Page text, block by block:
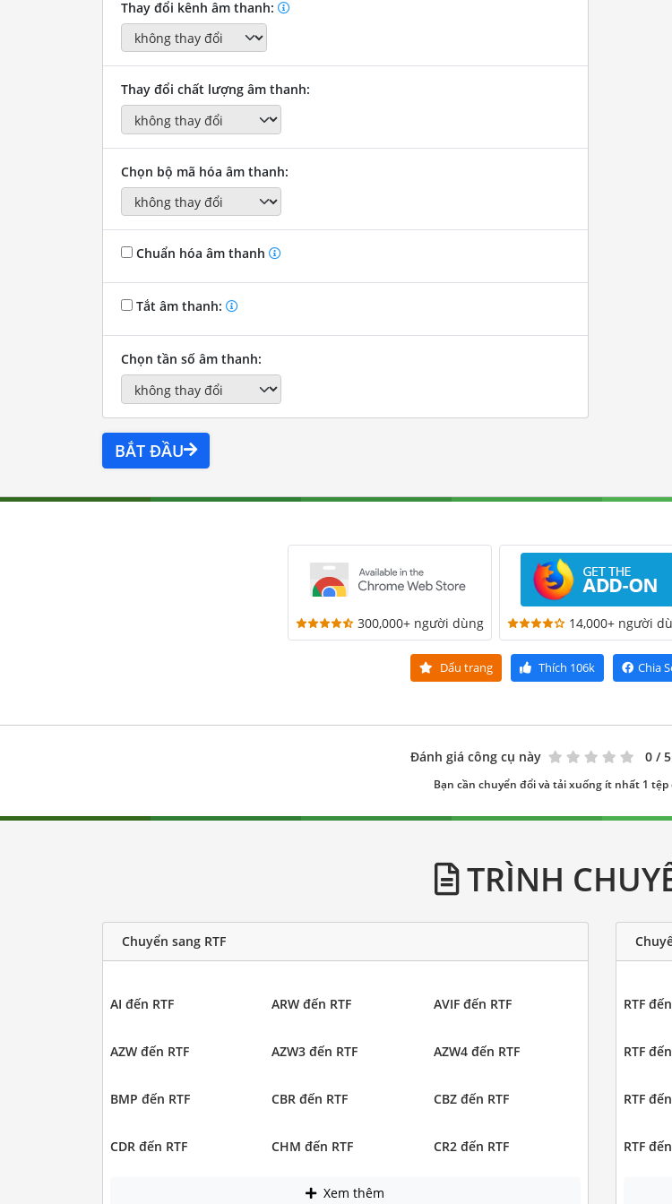
Thay đổi kênh âm thanh:
Thay đổi chất lượng âm thanh:
Chọn bộ mã hóa âm thanh:
Chuẩn hóa âm thanh
Tắt âm thanh:
Chọn tần số âm thanh:
BẮT ĐẦU
300,000+ người dùng 14,000+ người
Dấu trang Thích 106k Chia
Đánh giá công cụ này 0 /
Bạn cần chuyển đổi và tải xuống ít nhất 1
TRÌNH
Chuyển sang RTF
AI đến RTF ARW đến RTF AVIF đến RTF
AZW đến RTF AZW3 đến RTF AZW4 đến RTF
BMP đến RTF CBR đến RTF CBZ đến RTF
CDR đến RTF CHM đến RTF CR2 đến RTF
Xem thêm
RTF
RTF
RTF
RTF